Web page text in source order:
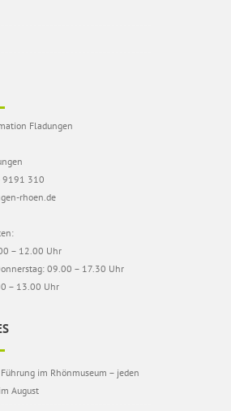
Fladungen
9191 310
rhoen.de
– 12.00 Uhr
09.00 – 17.30 Uhr
– 13.00 Uhr
im Rhönmuseum – jeden
August